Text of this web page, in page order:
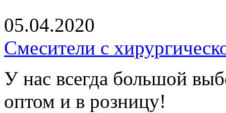
05.04.2020
Смесители с
У нас всегда большой
оптом и в розницу!